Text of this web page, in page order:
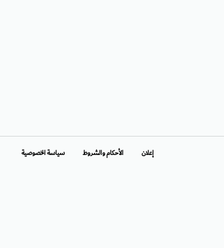
إعلان الأحكام والشروط سياسة الخصوصية